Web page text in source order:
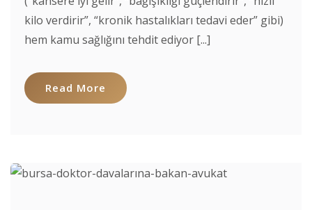
kilo verdirir”, “kronik hastalıkları tedavi eder” gibi)
hem kamu sağlığını tehdit ediyor [...]
Read More